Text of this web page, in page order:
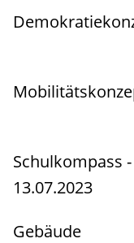
Schulkompass
13.07.2023
Gebäude